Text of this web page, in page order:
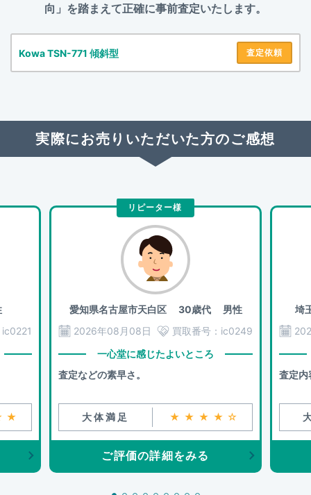
向」を踏まえて正確に事前査定いたします。
Kowa TSN-771 傾斜型 査定依頼
実際にお売りいただいた方のご感想
ic0221
リピーター様
愛知県名古屋市天白区30歳代 男性
2026年08月08日
買取番号： ic0249
一心堂に感じたよいところ
査定などの素早さ。
大体満足 ★★★★☆
ご評価の詳細をみる
埼
査定内